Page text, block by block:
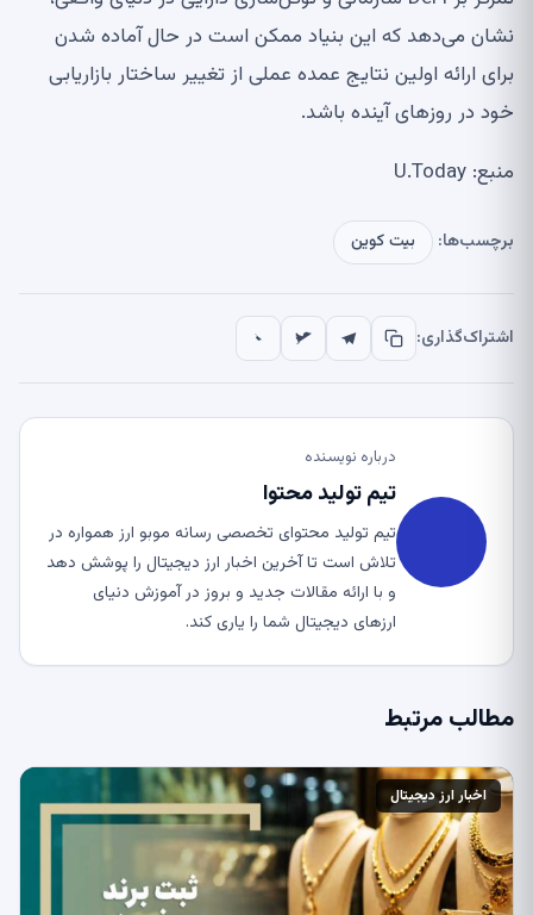
نشان می‌دهد که این بنیاد ممکن است در حال آماده شدن
برای ارائه اولین نتایج عمده عملی از تغییر ساختار بازاریابی
خود در روزهای آینده باشد.
منبع: U.Today
برچسب‌ها: بیت کوین
اشتراک‌گذاری:
درباره نویسنده
تیم تولید محتوا
تیم تولید محتوای تخصصی رسانه موبو ارز همواره در
تلاش است تا آخرین اخبار ارز دیجیتال را پوشش دهد
و با ارائه مقالات جدید و بروز در آموزش دنیای
ارزهای دیجیتال شما را یاری کند.
مطالب مرتبط
اخبار ارز دیجیتال